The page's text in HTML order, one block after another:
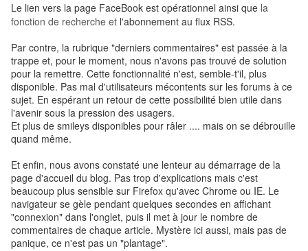
Le lien vers la page FaceBook est opérationnel ainsi que la
fonction de recherche et l'abonnement au flux RSS.
Par contre, la rubrique "derniers commentaires" est passée à la
trappe et, pour le moment, nous n'avons pas trouvé de solution
pour la remettre. Cette fonctionnalité n'est, semble-t'il, plus
disponible. Pas mal d'utilisateurs mécontents sur les forums à ce
sujet. En espérant un retour de cette possibilité bien utile dans
l'avenir sous la pression des usagers.
Et plus de smileys disponibles pour râler .... mais on se débrouille
quand même.
Et enfin, nous avons constaté une lenteur au démarrage de la
page d'accueil du blog. Pas trop d'explications mais c'est
beaucoup plus sensible sur Firefox qu'avec Chrome ou IE. Le
navigateur se gèle pendant quelques secondes en affichant
"connexion" dans l'onglet, puis il met à jour le nombre de
commentaires de chaque article. Mystère ici aussi, mais pas de
panique, ce n'est pas un "plantage".